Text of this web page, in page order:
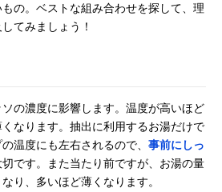
の。ベストな組み合わせを探して、理
てみましょう！
の濃度に影響します。温度が高いほど
なります。抽出に利用するお湯だけで
温度にも左右されるので、 事前にしっ
切です。また当たり前ですが、お湯の量
り、多いほど薄くなります。